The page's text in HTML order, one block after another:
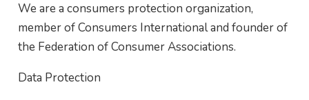
We are a consumers protection organization,
member of Consumers International and founder of
the Federation of Consumer Associations.
Data Protection